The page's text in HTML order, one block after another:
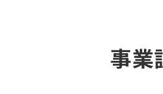
事業